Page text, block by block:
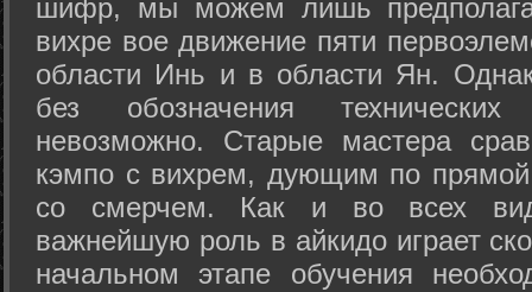
шифр, мы можем лишь
вихре вое движение пяти
области Инь и в области Ян.
без обозначения
невозможно. Старые мастера
кэмпо с вихрем, дующим по
со смерчем. Как и во всех
важнейшую роль в айкидо играет
начальном этапе обучения